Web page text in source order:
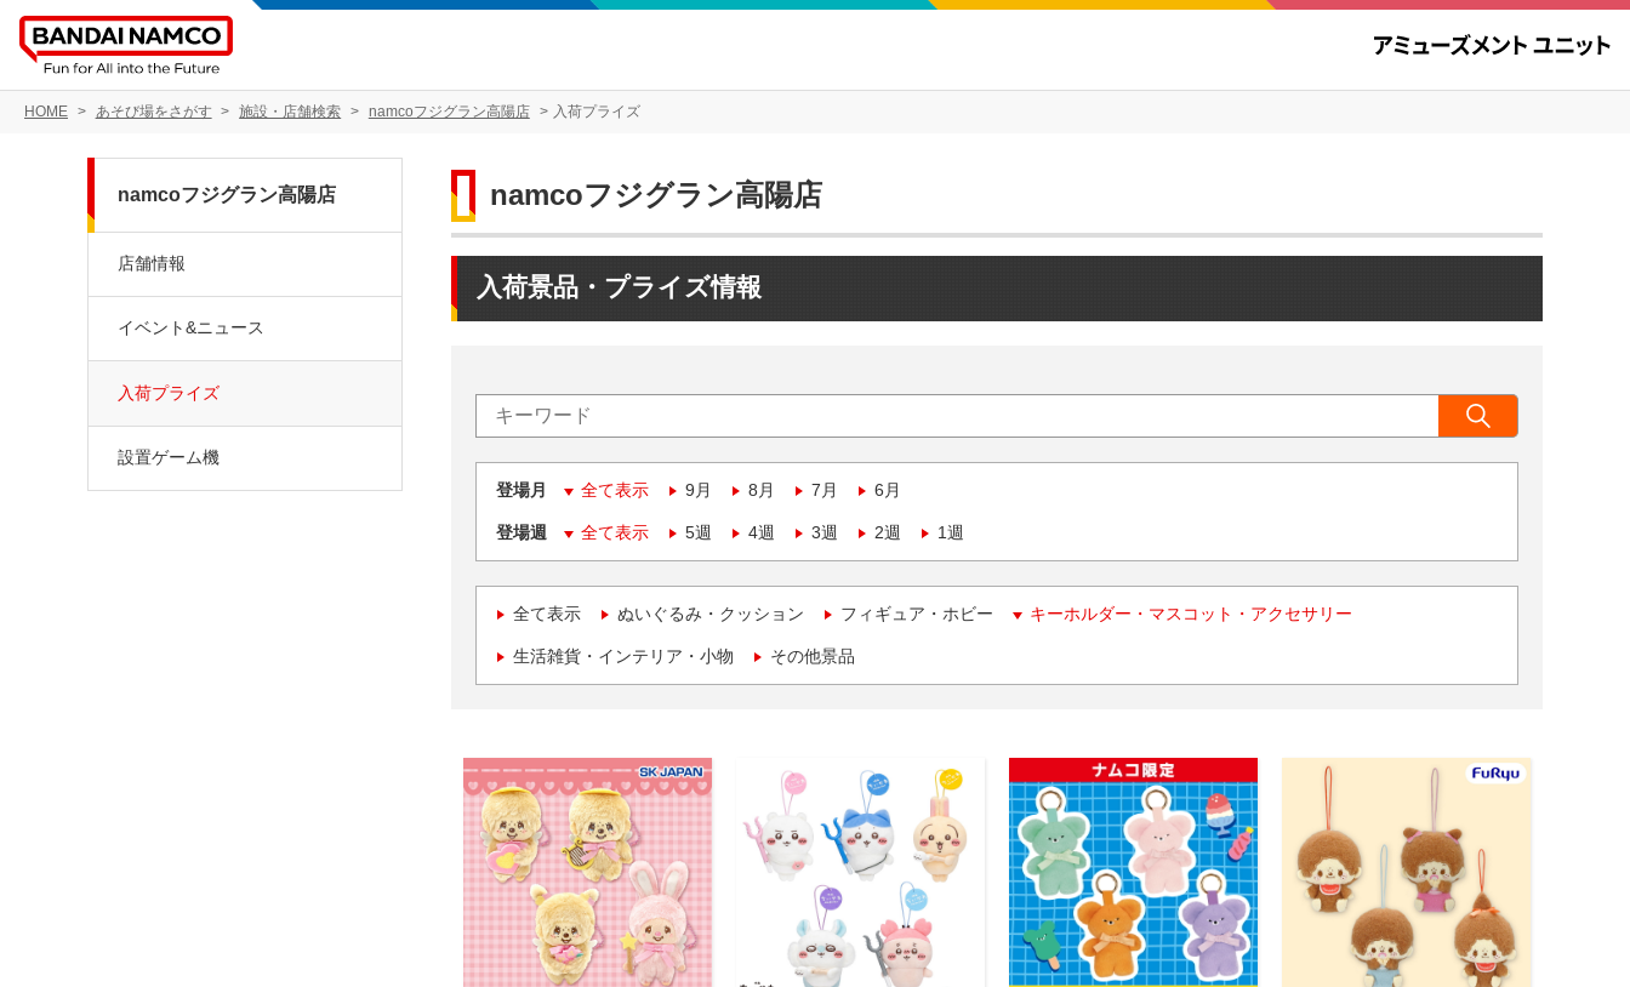
HOME あそび場をさがす 施設・店舗検索 namcoフジグラン高陽店 入荷プライズ
namcoフジグラン高陽店
入荷景品・プライズ情報
登場月 全て表示 9月 8月 7月 6月
登場週 全て表示 5週 4週 3週 2週 1週
全て表示 ぬいぐるみ・クッション フィギュア・ホビー キーホルダー・マスコット・アクセサリー
生活雑貨・インテリア・小物 その他景品
namcoフジグラン高陽店
店舗情報
イベント&ニュース
入荷プライズ
設置ゲーム機